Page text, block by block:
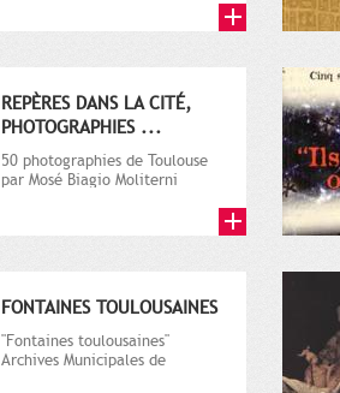
REPÈRES DANS LA CITÉ,
PHOTOGRAPHIES ...
50 photographies de Toulouse
par Mosé Biagio Moliterni
FONTAINES TOULOUSAINES
"Fontaines toulousaines"
Archives Municipales de